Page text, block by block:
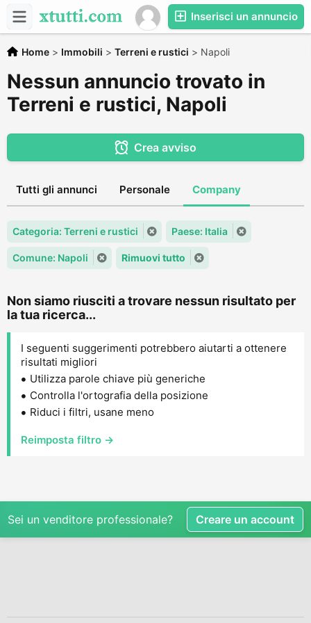
Inserisci un annuncio
Home > Immobili > Terreni e rustici > Napoli
Nessun annuncio trovato in
Terreni e rustici, Napoli
Crea avviso
Tutti gli annunci Personale Company
Categoria: Terreni e rustici Paese: Italia
Comune: Napoli Rimuovi tutto
Non siamo riusciti a trovare nessun risultato per
la tua ricerca...
I seguenti suggerimenti potrebbero aiutarti a ottenere
risultati migliori
Utilizza parole chiave più generiche
Controlla l'ortografia della posizione
Riduci i filtri, usane meno
Reimposta filtro →
Sei un venditore professionale? Creare un account